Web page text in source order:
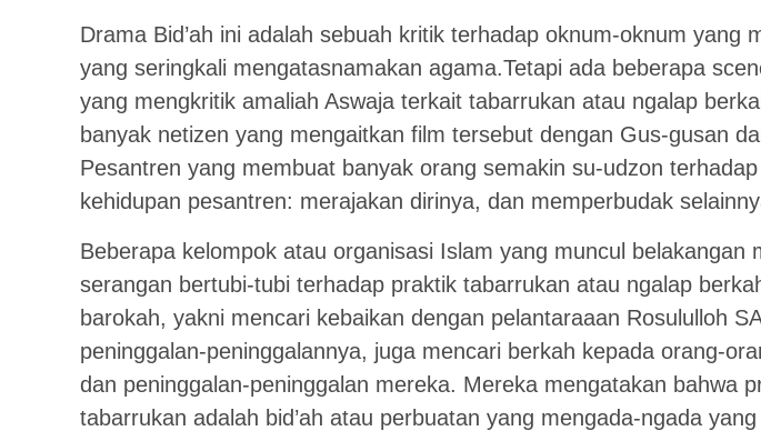
Drama Bid’ah ini adalah sebuah kritik terhadap oknum-oknum yang
yang seringkali mengatasnamakan agama.Tetapi ada beberapa
yang mengkritik amaliah Aswaja terkait tabarrukan atau ngalap
banyak netizen yang mengaitkan film tersebut dengan Gus-gusan
Pesantren yang membuat banyak orang semakin su-udzon
kehidupan pesantren: merajakan dirinya, dan memperbudak
Beberapa kelompok atau organisasi Islam yang muncul belakangan
serangan bertubi-tubi terhadap praktik tabarrukan atau ngalap
barokah, yakni mencari kebaikan dengan pelantaraaan Rosululloh
peninggalan-peninggalannya, juga mencari berkah kepada orang-
dan peninggalan-peninggalan mereka. Mereka mengatakan bahwa
tabarrukan adalah bid’ah atau perbuatan yang mengada-ngada